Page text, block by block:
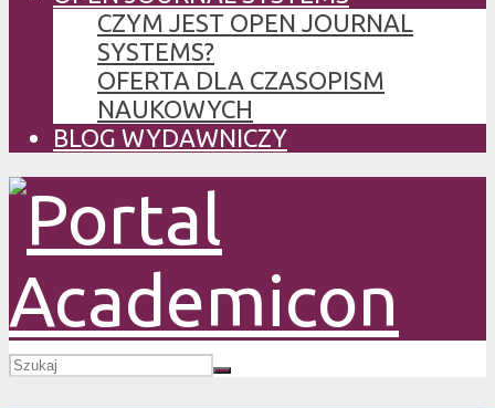
CZYM JEST OPEN JOURNAL
SYSTEMS?
OFERTA DLA CZASOPISM
NAUKOWYCH
BLOG WYDAWNICZY